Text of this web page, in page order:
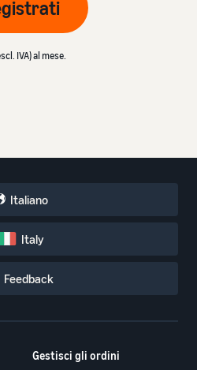
IVA) al mese.
Italiano
Italy
Feedback
Gestisci gli ordini